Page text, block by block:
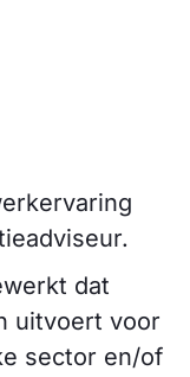
dat
uitvoert voor
sector en/of